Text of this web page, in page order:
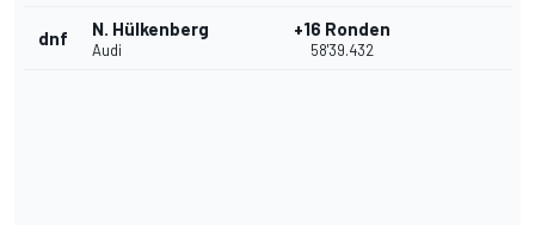
dnf N. Hülkenberg
Audi
+16 Ronden
58'39.432